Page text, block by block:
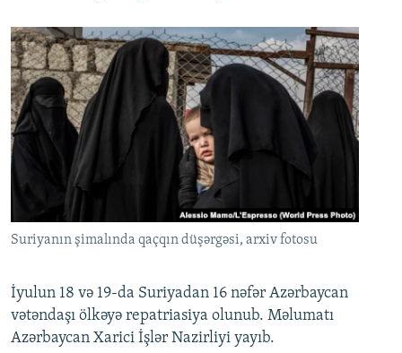
Suriyanın şimalında qaçqın düşərgəsi, arxiv fotosu
İyulun 18 və 19-da Suriyadan 16 nəfər Azərbaycan
vətəndaşı ölkəyə repatriasiya olunub. Məlumatı
Azərbaycan Xarici İşlər Nazirliyi yayıb.